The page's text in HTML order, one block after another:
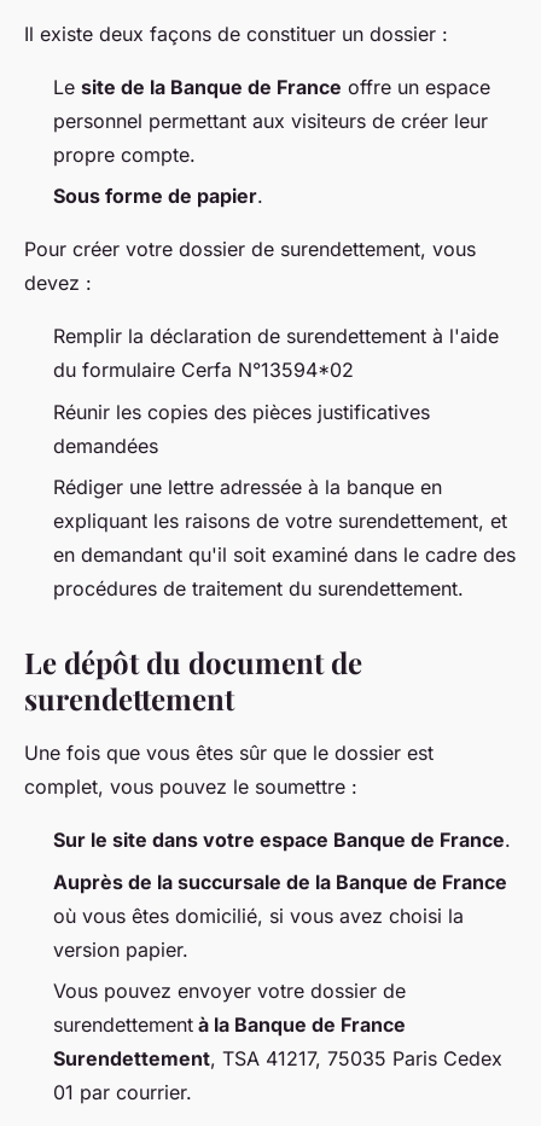
Il existe deux façons de constituer un dossier :
Le site de la Banque de France offre un espace
personnel permettant aux visiteurs de créer leur
propre compte.
Sous forme de papier.
Pour créer votre dossier de surendettement, vous
devez :
Remplir la déclaration de surendettement à l'aide
du formulaire Cerfa N°13594*02
Réunir les copies des pièces justificatives
demandées
Rédiger une lettre adressée à la banque en
expliquant les raisons de votre surendettement, et
en demandant qu'il soit examiné dans le cadre des
procédures de traitement du surendettement.
Le dépôt du document de
surendettement
Une fois que vous êtes sûr que le dossier est
complet, vous pouvez le soumettre :
Sur le site dans votre espace Banque de France.
Auprès de la succursale de la Banque de France
où vous êtes domicilié, si vous avez choisi la
version papier.
Vous pouvez envoyer votre dossier de
surendettement à la Banque de France
Surendettement, TSA 41217, 75035 Paris Cedex
01 par courrier.